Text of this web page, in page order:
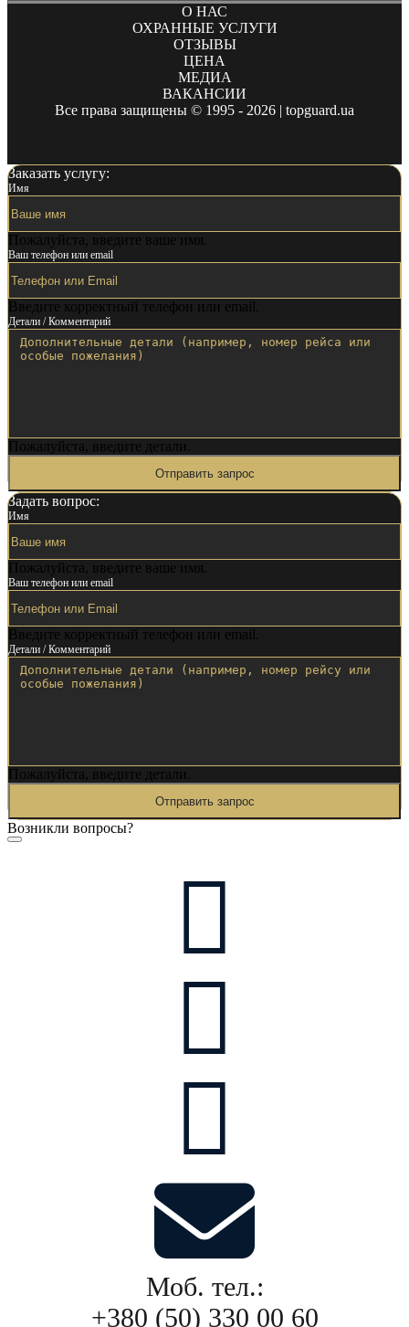
О НАС
ОХРАННЫЕ УСЛУГИ
ОТЗЫВЫ
ЦЕНА
МЕДИА
ВАКАНСИИ
Все права защищены © 1995 - 2026 | topguard.ua
Заказать услугу:
Имя
Пожалуйста, введите ваше имя.
Ваш телефон или email
Введите корректный телефон или email.
Детали / Комментарий
Пожалуйста, введите детали.
Отправить запрос
Задать вопрос:
Имя
Пожалуйста, введите ваше имя.
Ваш телефон или email
Введите корректный телефон или email.
Детали / Комментарий
Пожалуйста, введите детали.
Отправить запрос
Возникли вопросы?
Моб. тел.:
+380 (50) 330 00 60